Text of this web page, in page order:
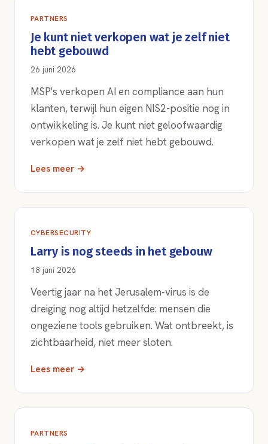
PARTNERS
Je kunt niet verkopen wat je zelf niet
hebt gebouwd
26 juni 2026
MSP's verkopen AI en compliance aan hun
klanten, terwijl hun eigen NIS2-positie nog in
ontwikkeling is. Je kunt niet geloofwaardig
verkopen wat je zelf niet hebt gebouwd.
Lees meer →
CYBERSECURITY
Larry is nog steeds in het gebouw
18 juni 2026
Veertig jaar na het Jerusalem-virus is de
dreiging nog altijd hetzelfde: mensen die
ongeziene tools gebruiken. Wat ontbreekt, is
zichtbaarheid, niet meer sloten.
Lees meer →
PARTNERS